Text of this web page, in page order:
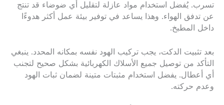
تسرب. يُفضل استخدام مواد عازلة لتقليل أي ضوضاء قد تنتج
عن تدفق الهواء. وهذا يساعد في توفير بيئة عمل أكثر هدوءًا
داخل المطبخ.
بعد تثبيت الدكت، يجب تركيب الهود نفسه بمكانه المحدد. ينبغي
التأكد من توصيل جميع الأسلاك الكهربائية بشكل صحيح لتجنب
أي أعطال. يفضل استخدام مثبتات متينة لضمان ثبات الهود
وعدم حركته.